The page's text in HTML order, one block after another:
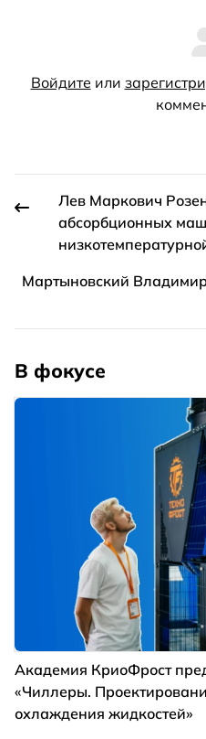
Войдите или
Лев Маркович
абсорбционных
Мартыновский
В фокусе
Академия КриоФрост
«Чиллеры.
охлаждения жидкостей»